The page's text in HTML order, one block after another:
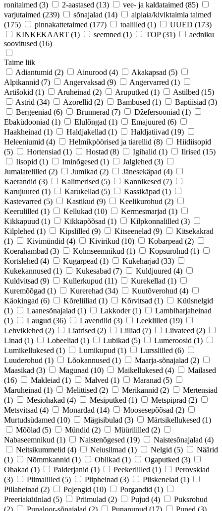
ronitaimed (3) 2-aastased (13) vee- ja kaldataimed (85)
varjutaimed (239) sõnajalad (14)
alpiaia/kiviktaimla taimed
(175)
pinnakattetaimed (177) toalilled (1) UUED (173)
KINKEKAART (1) seemned (1) TOP (31)
aedniku
soovitused (16)
Taime liik
Adiantumid (2) Ainurood (4) Akakapsad (5)
Alpikannid (7) Angervaksad (9) Angervarred (1)
Artišokid (1) Aruheinad (2) Aruputked (1) Astilbed (15)
Astrid (34) Azorellid (2) Bambused (1) Baptiisiad (3)
Bergeeniad (6) Brunnerad (7) Džefersooniad (1)
Ebaküdooniad (1) Elulõngad (1) Emajuured (6)
Haakheinad (1) Haldjakellad (1) Haldjatiivad (19)
Heleeniumid (4) Helmikpöörised ja tiarellid (8)
Hiidiisopid
(5)
Hortensiad (1) Hostad (8) Igihalid (1) Iirised (15)
Iisopid (1) Iminõgesed (1) Jalglehed (3)
Jumalatelilled (2) Jumikad (2) Jänesekäpad (4)
Kaerandid (3) Kalimerised (5) Kannikesed (7)
Karujuured (1) Karukellad (5) Kassikäpad (1)
Kastevarred (5) Kastikud (9) Keelikurohud (2)
Keerulilled (1) Kellukad (10) Kermesmarjad (1)
Kikkapuud (1) Kikkapõõsad (1) Kilpkonnalilled (3)
Kilplehed (1) Kipslilled (9) Kitseenelad (9)
Kitsekakrad
(1)
Kivimündid (4) Kivirikud (10) Kobarpead (2)
Koerahambad (3) Kolmseemnikud (1) Kopsurohud (1)
Kortslehed (4) Kugarpead (1) Kukeharjad (33)
Kukekannused (1) Kukesabad (7) Kuldjuured (4)
Kuldvitsad (9) Kullerkupud (11) Kurekellad (1)
Kuremõõgad (1) Kurerehad (34) Kuutõverohud (4)
Käokingad (6) Kõreliiliad (1) Kõrvitsad (1)
Küüsnelgid
(1)
Laanesõnajalad (1) Lakkoder (1)
Lambiharjaheinad
(1)
Laugud (36) Lavendlid (3) Leeklilled (19)
Lehviklehed (2) Liatrised (2) Liiliad (7) Liivateed (2)
Linad (1) Lobeeliad (1) Lubikad (5) Lumeroosid (1)
Lumikellukesed (1) Lumikupud (1) Lursslilled (6)
Luuderohud (1) Lõokannused (1) Maarja-sõnajalad (2)
Maasikad (3) Magunad (10) Maikellukesed (4)
Mailased
(16)
Makleiad (1) Malved (1) Maranad (5)
Maruheinad (1) Melittised (2) Merikannid (2)
Mertensiad
(1)
Mesiohakad (4) Mesiputked (1) Metspiprad (2)
Metsvitsad (4) Monardad (14) Moosesepõõsad (2)
Murtudsüdamed (10) Mägisibulad (3) Märtsikellukesed (1)
Mõõlad (5) Mündid (2) Müürililled (2)
Nabaseemnikud (1) Naistenõgesed (19) Naistesõnajalad (4)
Neitsikummelid (4) Neiusilmad (1) Nelgid (5)
Näärid
(1)
Nõmmkannid (1) Oblikad (1) Ogaputked (3)
Ohakad (1) Palderjanid (1) Peekerlilled (1)
Perovskiad
(3)
Piimalilled (5) Piipheinad (3) Piiskenelad (1)
Pillaheinad (2) Pojengid (10) Porgandid (1)
Preeriaküünlad (5) Priimulad (2) Pujud (4)
Puksrohud
(2)
Punaloor-sõnajalad (2) Punanupud (17) Puned (3)